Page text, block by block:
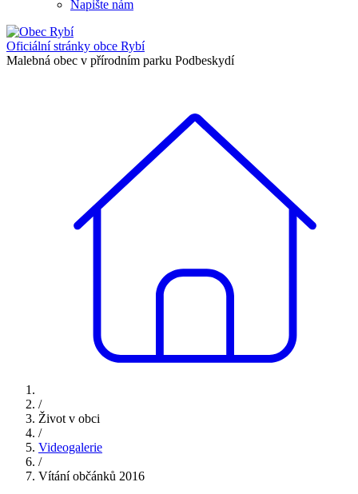
Napište nám
Oficiální stránky obce Rybí
Malebná obec v přírodním parku Podbeskydí
/
Život v obci
/
Videogalerie
/
Vítání občánků 2016